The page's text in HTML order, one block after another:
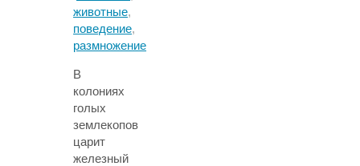
животные,
поведение,
размножение
В
колониях
голых
землекопов
царит
железный